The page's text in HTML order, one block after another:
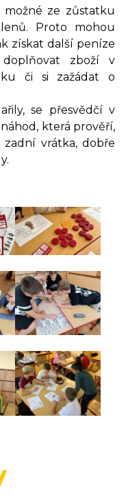
ze zůstatku
Proto mohou
získat další peníze
zboží v
či si zažádat o
se přesvědčí v
která prověří,
vrátka, dobře